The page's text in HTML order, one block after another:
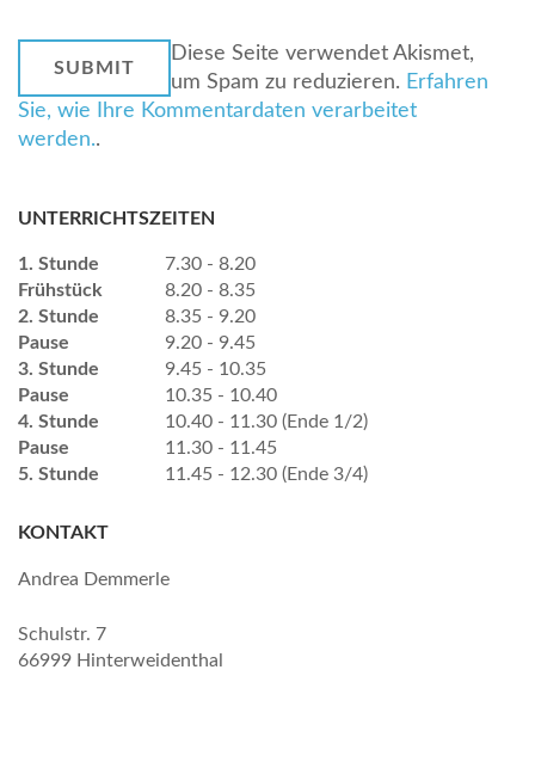
Diese Seite verwendet Akismet,
um Spam zu reduzieren. Erfahren
Sie, wie Ihre Kommentardaten verarbeitet
werden..
UNTERRICHTSZEITEN
1. Stunde
7.30 - 8.20
Frühstück
8.20 - 8.35
2. Stunde
8.35 - 9.20
Pause
9.20 - 9.45
3. Stunde
9.45 - 10.35
Pause
10.35 - 10.40
4. Stunde
10.40 - 11.30 (Ende 1/2)
Pause
11.30 - 11.45
5. Stunde
11.45 - 12.30 (Ende 3/4)
KONTAKT
Andrea Demmerle
Schulstr. 7
66999 Hinterweidenthal